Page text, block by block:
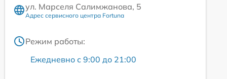
ул. Марселя Салимжанова, 5
Адрес сервисного центра Fortuna
Режим работы:
Ежедневно с 9:00 до 21:00